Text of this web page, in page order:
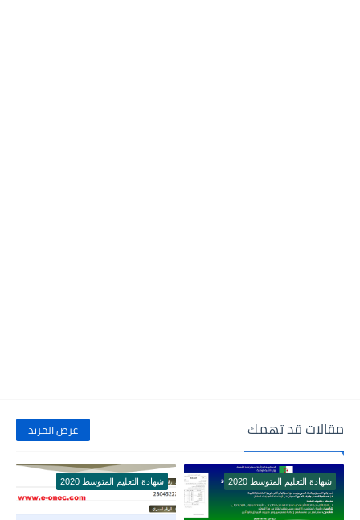
مقالات قد تهمك عرض المزيد
شهادة التعليم المتوسط 2020 شهادة التعليم المتوسط 2020